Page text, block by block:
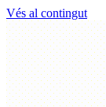
Vés al contingut